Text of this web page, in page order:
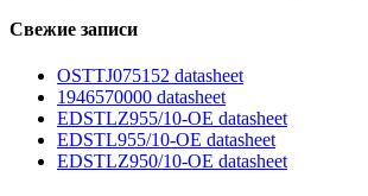
Свежие записи
OSTTJ075152 datasheet
1946570000 datasheet
EDSTLZ955/10-OE datasheet
EDSTL955/10-OE datasheet
EDSTLZ950/10-OE datasheet